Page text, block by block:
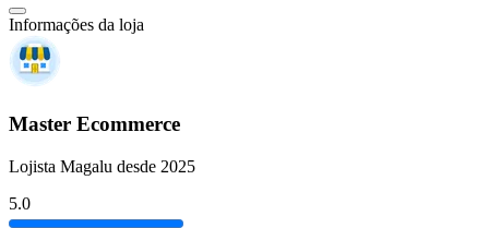
Informações da loja
Master Ecommerce
Lojista Magalu desde 2025
5.0